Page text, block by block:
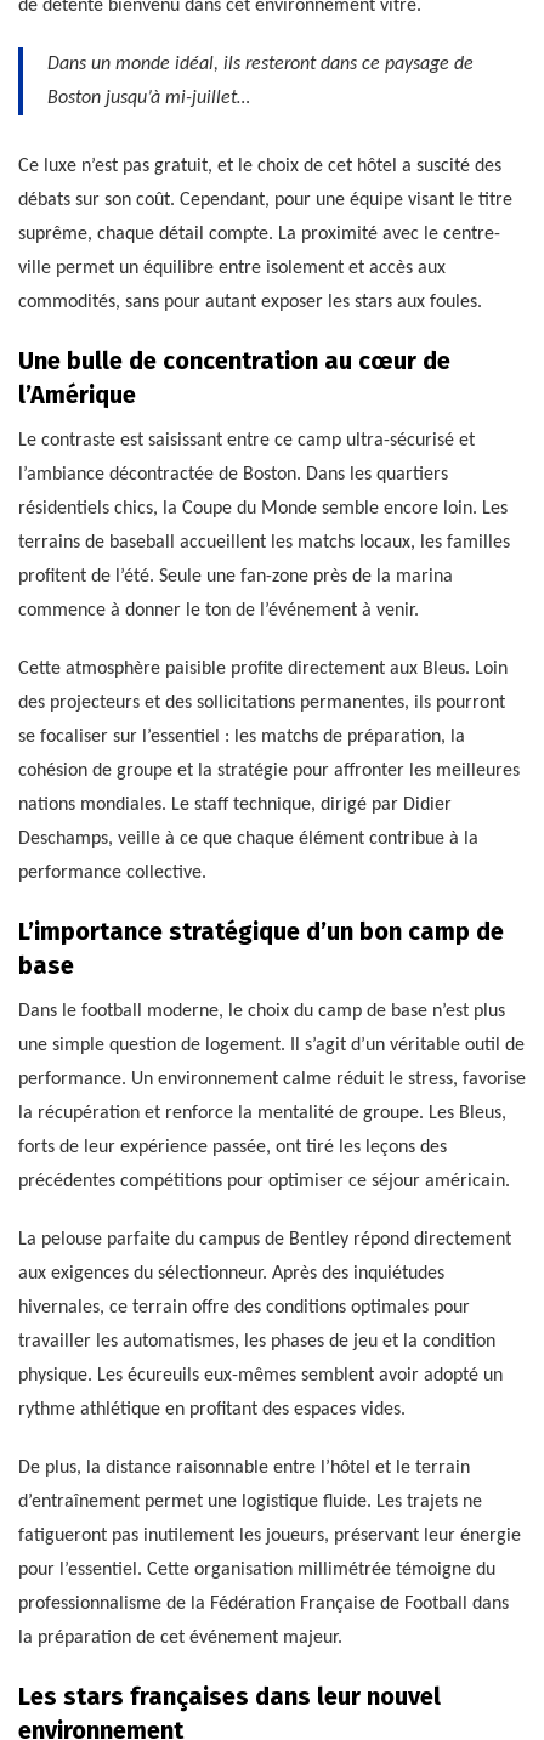
de détente bienvenu dans cet environnement vitré.
Dans un monde idéal, ils resteront dans ce paysage de
Boston jusqu’à mi-juillet…
Ce luxe n’est pas gratuit, et le choix de cet hôtel a suscité des
débats sur son coût. Cependant, pour une équipe visant le titre
suprême, chaque détail compte. La proximité avec le centre-
ville permet un équilibre entre isolement et accès aux
commodités, sans pour autant exposer les stars aux foules.
Une bulle de concentration au cœur de
l’Amérique
Le contraste est saisissant entre ce camp ultra-sécurisé et
l’ambiance décontractée de Boston. Dans les quartiers
résidentiels chics, la Coupe du Monde semble encore loin. Les
terrains de baseball accueillent les matchs locaux, les familles
profitent de l’été. Seule une fan-zone près de la marina
commence à donner le ton de l’événement à venir.
Cette atmosphère paisible profite directement aux Bleus. Loin
des projecteurs et des sollicitations permanentes, ils pourront
se focaliser sur l’essentiel : les matchs de préparation, la
cohésion de groupe et la stratégie pour affronter les meilleures
nations mondiales. Le staff technique, dirigé par Didier
Deschamps, veille à ce que chaque élément contribue à la
performance collective.
L’importance stratégique d’un bon camp de
base
Dans le football moderne, le choix du camp de base n’est plus
une simple question de logement. Il s’agit d’un véritable outil de
performance. Un environnement calme réduit le stress, favorise
la récupération et renforce la mentalité de groupe. Les Bleus,
forts de leur expérience passée, ont tiré les leçons des
précédentes compétitions pour optimiser ce séjour américain.
La pelouse parfaite du campus de Bentley répond directement
aux exigences du sélectionneur. Après des inquiétudes
hivernales, ce terrain offre des conditions optimales pour
travailler les automatismes, les phases de jeu et la condition
physique. Les écureuils eux-mêmes semblent avoir adopté un
rythme athlétique en profitant des espaces vides.
De plus, la distance raisonnable entre l’hôtel et le terrain
d’entraînement permet une logistique fluide. Les trajets ne
fatigueront pas inutilement les joueurs, préservant leur énergie
pour l’essentiel. Cette organisation millimétrée témoigne du
professionnalisme de la Fédération Française de Football dans
la préparation de cet événement majeur.
Les stars françaises dans leur nouvel
environnement